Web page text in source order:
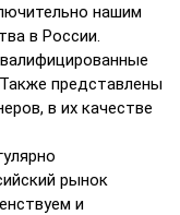
нашим
в России.
представлены
в их качестве
рынок
и